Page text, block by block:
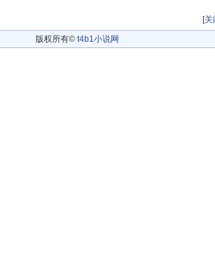
[关
版权所有© t4b1小说网